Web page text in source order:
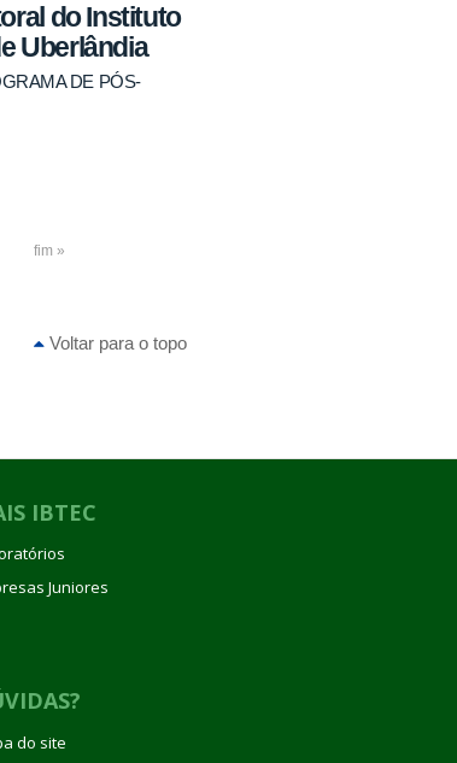
do Instituto
Uberlândia
DE PÓS-
fim »
Voltar para o topo
IBTEC
Juniores
do site